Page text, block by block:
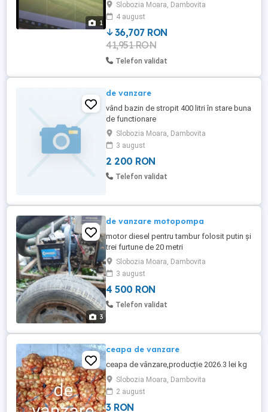
1
Slobozia Moara, Dambovita
4 august
36,707 RON
41,951 RON
Telefon validat
de vanzare
vând bazin de stropit 400 litri în stare buna
de functionare
Slobozia Moara, Dambovita
3 august
2 200 RON
Telefon validat
3
de vanzare motopompa
motor diesel pentru tambur folosit putin și
trei furtune de 20 metri
Slobozia Moara, Dambovita
3 august
4 500 RON
Telefon validat
ceapa de vanzare
ceapa de vânzare,producție 2026.3 lei kg
Slobozia Moara, Dambovita
2 august
3 RON